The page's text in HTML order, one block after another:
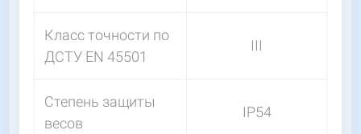
Класс точности по
ДСТУ EN 45501
III
Степень защиты
весов
IP54